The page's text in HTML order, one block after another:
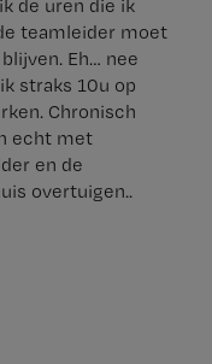
de uren die ik
teamleider moet
Eh… nee
straks 10u op
Chronisch
echt met
en de
overtuigen..